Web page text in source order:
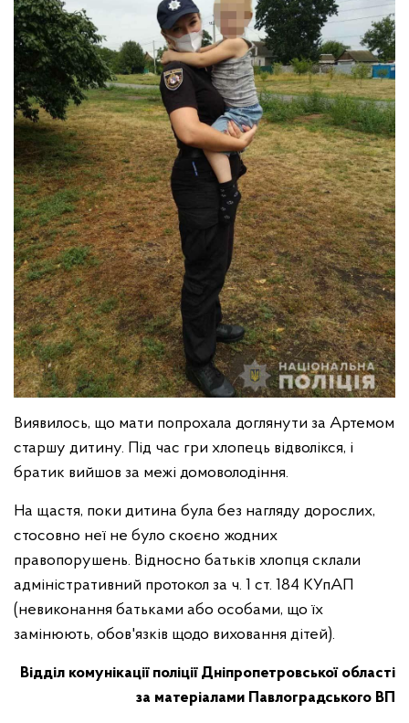
Виявилось, що мати попрохала доглянути за Артемом
старшу дитину. Під час гри хлопець відволікся, і
братик вийшов за межі домоволодіння.
На щастя, поки дитина була без нагляду дорослих,
стосовно неї не було скоєно жодних
правопорушень. Відносно батьків хлопця склали
адміністративний протокол за ч. 1 ст. 184 КУпАП
(невиконання батьками або особами, що їх
замінюють, обов'язків щодо виховання дітей).
Відділ комунікації поліції Дніпропетровської області
за матеріалами Павлоградського ВП